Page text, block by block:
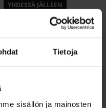
Tietoja
sisällön ja mainosten
YHDESSÄ JÄLLEEN